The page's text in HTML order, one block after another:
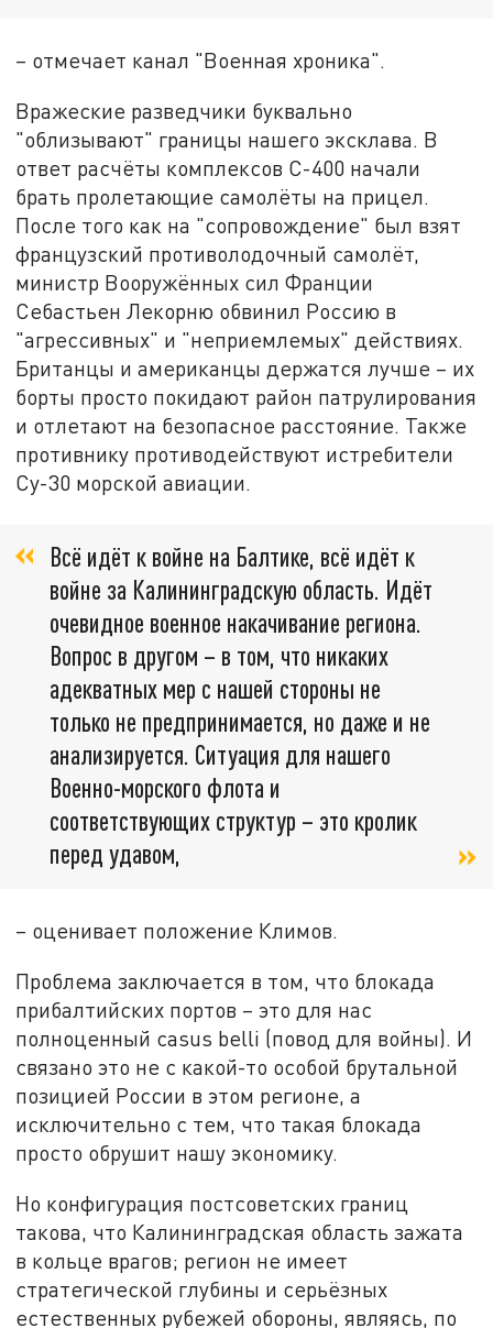
– отмечает канал "Военная хроника".
Вражеские разведчики буквально
"облизывают" границы нашего эксклава. В
ответ расчёты комплексов С-400 начали
брать пролетающие самолёты на прицел.
После того как на "сопровождение" был взят
французский противолодочный самолёт,
министр Вооружённых сил Франции
Себастьен Лекорню обвинил Россию в
"агрессивных" и "неприемлемых" действиях.
Британцы и американцы держатся лучше – их
борты просто покидают район патрулирования
и отлетают на безопасное расстояние. Также
противнику противодействуют истребители
Су-30 морской авиации.
Всё идёт к войне на Балтике, всё идёт к
войне за Калининградскую область. Идёт
очевидное военное накачивание региона.
Вопрос в другом – в том, что никаких
адекватных мер с нашей стороны не
только не предпринимается, но даже и не
анализируется. Ситуация для нашего
Военно-морского флота и
соответствующих структур – это кролик
перед удавом,
– оценивает положение Климов.
Проблема заключается в том, что блокада
прибалтийских портов – это для нас
полноценный casus belli (повод для войны). И
связано это не с какой-то особой брутальной
позицией России в этом регионе, а
исключительно с тем, что такая блокада
просто обрушит нашу экономику.
Но конфигурация постсоветских границ
такова, что Калининградская область зажата
в кольце врагов; регион не имеет
стратегической глубины и серьёзных
естественных рубежей обороны, являясь, по